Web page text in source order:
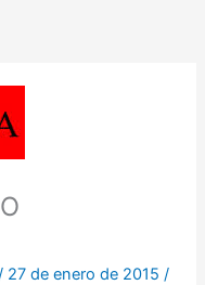
/ 27 de enero de 2015 /